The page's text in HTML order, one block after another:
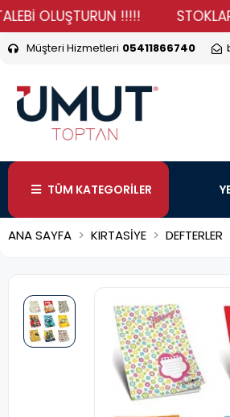
!!!!! STOKLARIMIZ
Müşteri Hizmetleri 05411866740
TÜM KATEGORİLER
ANA SAYFA KIRTASİYE DEFTERLER